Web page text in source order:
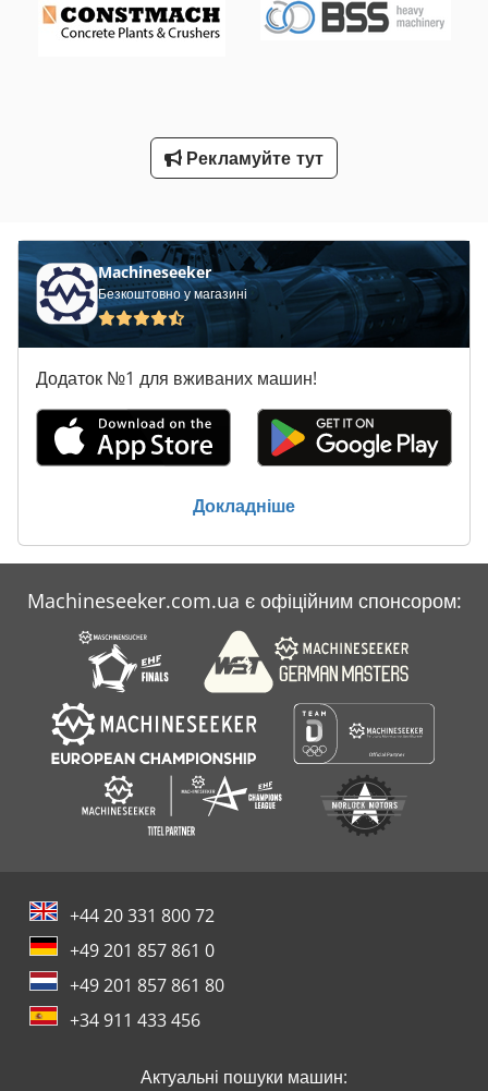
Фрезерний Верстат З Чпу З Інструмент Changer
Фрезерно Форматний Верстат З Нахелу Леза
Рекламуйте тут
Machineseeker
Безкоштовно у магазині
Додаток №1 для вживаних машин!
Докладніше
Machineseeker.com.ua є офіційним спонсором:
+44 20 331 800 72
+49 201 857 861 0
+49 201 857 861 80
+34 911 433 456
Актуальні пошуки машин: